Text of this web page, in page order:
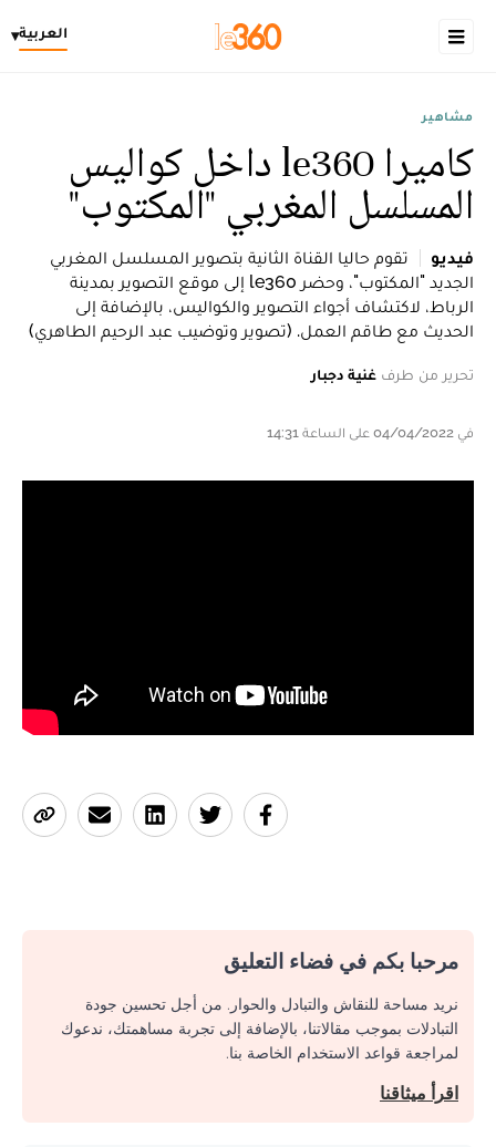
العربية▾
مشاهير
كاميرا le360 داخل كواليس
المسلسل المغربي "المكتوب"
فيديو
تقوم حاليا القناة الثانية بتصوير المسلسل المغربي
الجديد "المكتوب"، وحضر le360 إلى موقع التصوير بمدينة
الرباط، لاكتشاف أجواء التصوير والكواليس، بالإضافة إلى
الحديث مع طاقم العمل. (تصوير وتوضيب عبد الرحيم الطاهري)
تحرير من طرف غنية دجبار
في 04/04/2022 على الساعة 14:31
مرحبا بكم في فضاء التعليق
نريد مساحة للنقاش والتبادل والحوار. من أجل تحسين جودة
التبادلات بموجب مقالاتنا، بالإضافة إلى تجربة مساهمتك، ندعوك
لمراجعة قواعد الاستخدام الخاصة بنا.
اقرأ ميثاقنا